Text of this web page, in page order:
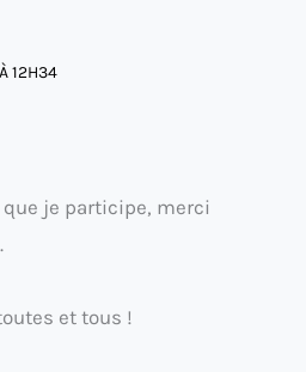
12H34
que je participe, merci
et tous !